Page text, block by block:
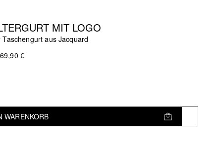
MIT LOGO
Taschengurt aus Jacquard
69,90 €
WARENKORB